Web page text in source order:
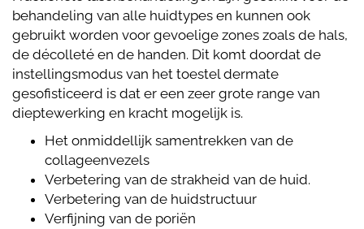
behandeling van alle huidtypes en kunnen ook
gebruikt worden voor gevoelige zones zoals de hals,
de décolleté en de handen. Dit komt doordat de
instellingsmodus van het toestel dermate
gesofisticeerd is dat er een zeer grote range van
dieptewerking en kracht mogelijk is.
Het onmiddellijk samentrekken van de
collageenvezels
Verbetering van de strakheid van de huid.
Verbetering van de huidstructuur
Verfijning van de poriën